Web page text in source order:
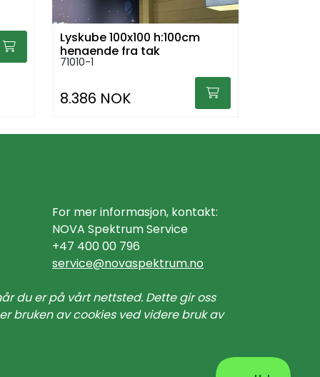
Lyskube 100x100 h:100cm
hengende fra tak
71010-1
8.386 NOK
For mer informasjon, kontakt:
NOVA Spektrum Service
+47 400 00 796
service@novaspektrum.no
du er på vårt nettsted. Dette gir oss
bruken av cookies ved videre bruk av